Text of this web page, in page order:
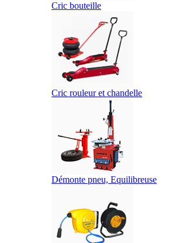
Cric bouteille
Cric rouleur et chandelle
Démonte pneu, Equilibreuse